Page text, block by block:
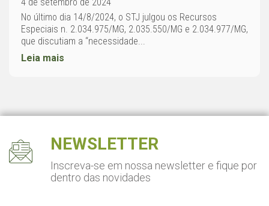
No último dia 14/8/2024, o STJ julgou os Recursos
Especiais n. 2.034.975/MG, 2.035.550/MG e 2.034.977/MG,
que discutiam a “necessidade...
Leia mais
NEWSLETTER
Inscreva-se em nossa newsletter e fique por
dentro das novidades